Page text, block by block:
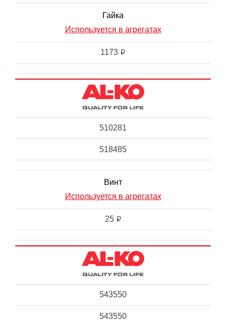
Гайка
Используется в агрегатах
1173 i
510281
518485
Винт
Используется в агрегатах
25 i
543550
543550